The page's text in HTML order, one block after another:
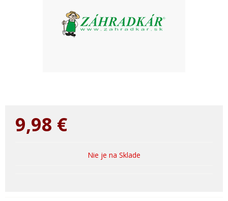
9,98 €
Nie je na Sklade